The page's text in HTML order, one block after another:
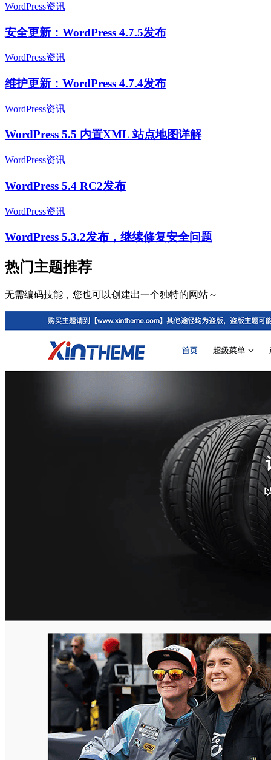
WordPress资讯
安全更新：WordPress 4.7.5发布
WordPress资讯
维护更新：WordPress 4.7.4发布
WordPress资讯
WordPress 5.5 内置XML 站点地图详解
WordPress资讯
WordPress 5.4 RC2发布
WordPress资讯
WordPress 5.3.2发布，继续修复安全问题
热门主题推荐
无需编码技能，您也可以创建出一个独特的网站～